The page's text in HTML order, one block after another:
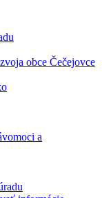
obce Čečejovce
a